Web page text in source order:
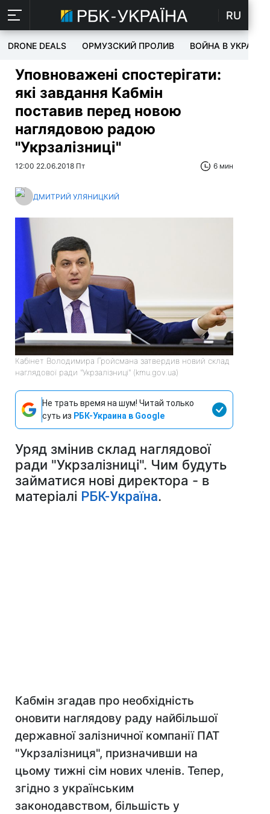
RU
DRONE DEALS ОРМУЗСКИЙ ПРОЛИВ ВОЙНА В УКРАИНЕ
Уповноважені спостерігати:
які завдання Кабмін
поставив перед новою
наглядовою радою
"Укрзалізниці"
12:00 22.06.2018 Пт 6 мин
ДМИТРИЙ УЛЯНИЦКИЙ
Кабінет Володимира Гройсмана затвердив новий склад
наглядової ради "Укрзалізниці" (kmu.gov.ua)
Не трать время на шум! Читай только
суть из РБК-Украина в Google
Уряд змінив склад наглядової
ради "Укрзалізниці". Чим будуть
займатися нові директора - в
матеріалі РБК-Україна.
Кабмін згадав про необхідність
оновити наглядову раду найбільшої
державної залізничної компанії ПАТ
"Укрзалізниця", призначивши на
цьому тижні сім нових членів. Тепер,
згідно з українським
законодавством, більшість у